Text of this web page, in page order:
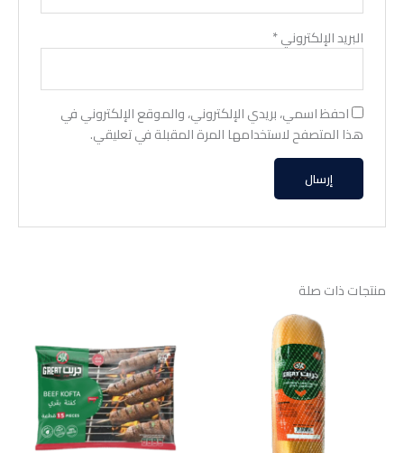
البريد الإلكتروني*
احفظ اسمي، بريدي الإلكتروني، والموقع الإلكتروني في
هذا المتصفح لاستخدامها المرة المقبلة في تعليقي.
منتجات ذات صلة